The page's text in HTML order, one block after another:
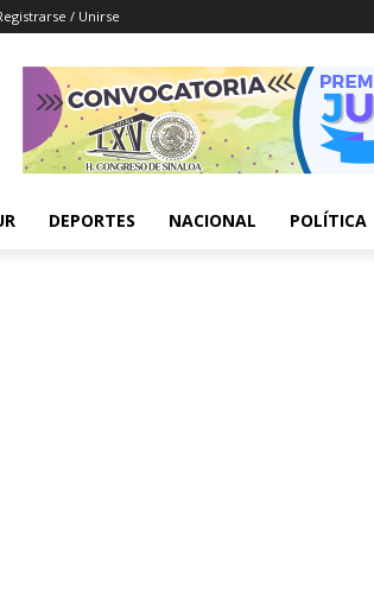
/ Unirse
DEPORTES NACIONAL POLÍTICA